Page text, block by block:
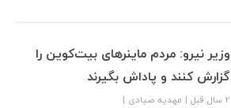
وزیر نیرو: مردم ماینرهای بیت‌کوین را
گزارش کنند و پاداش بگیرند
2 سال قبل | مهدیه صیادی |